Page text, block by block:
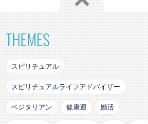
THEMES
スピリチュアル
スピリチュアルライフアドバイザー
ベジタリアン 健康運 婚活